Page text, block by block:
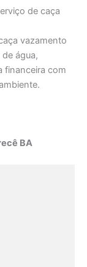
de caça
vazamento
água,
financeira com
BA